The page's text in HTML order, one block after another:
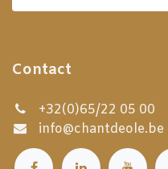
Contact
+32(0)65/22 05 00
info@chantdeole.be